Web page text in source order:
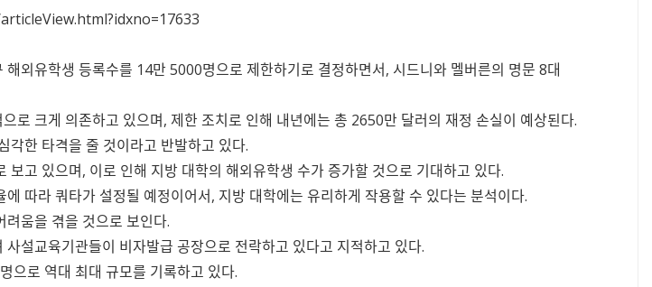
외유학생 등록수를 14만 5000명으로 제한하기로 결정하면서, 시드니와 멜버른의 명문 8대
로 크게 의존하고 있으며, 제한 조치로 인해 내년에는 총 2650만 달러의 재정 손실이 예상된다.
각한 타격을 줄 것이라고 반발하고 있다.
보고 있으며, 이로 인해 지방 대학의 해외유학생 수가 증가할 것으로 기대하고 있다.
따라 쿼타가 설정될 예정이어서, 지방 대학에는 유리하게 작용할 수 있다는 분석이다.
움을 겪을 것으로 보인다.
설교육기관들이 비자발급 공장으로 전락하고 있다고 지적하고 있다.
으로 역대 최대 규모를 기록하고 있다.